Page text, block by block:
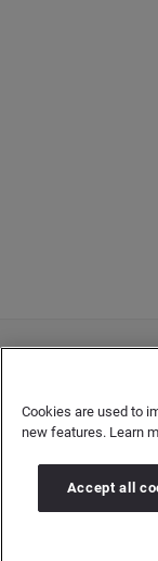
Cookies are used to
new features. Learn
Accept all